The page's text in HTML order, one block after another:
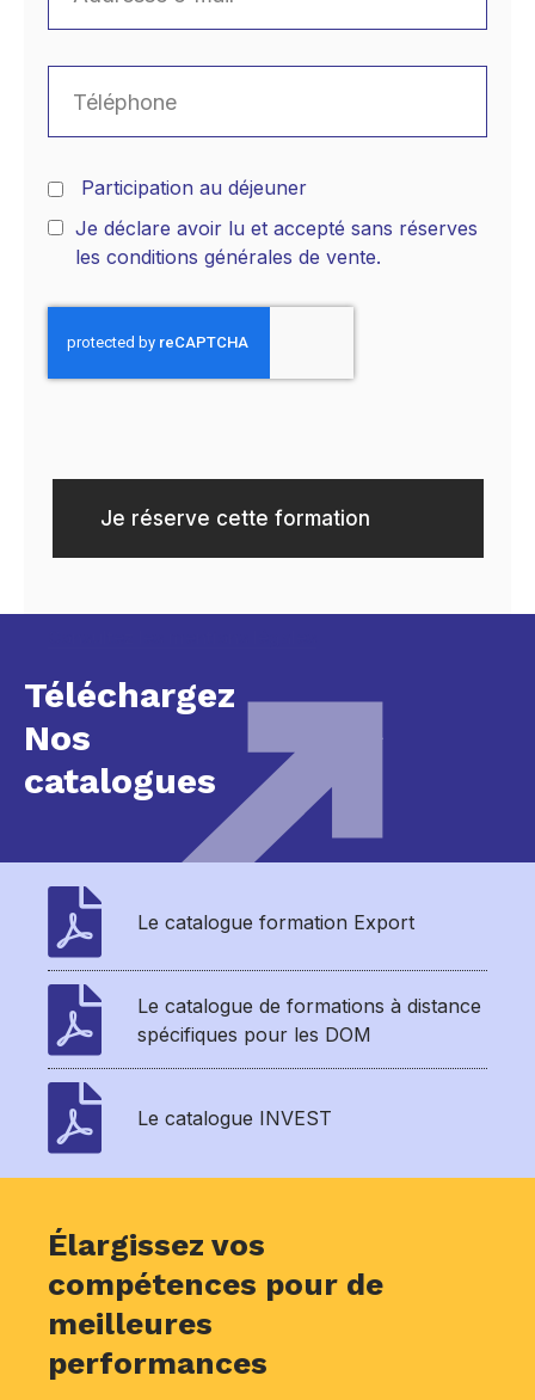
Participation au déjeuner
Je déclare avoir lu et accepté sans réserves
les conditions générales de vente.
Je réserve cette formation
Téléchargez
Nos
catalogues
Le catalogue formation Export
Le catalogue de formations à distance
spécifiques pour les DOM
Le catalogue INVEST
Élargissez vos
compétences pour de
meilleures
performances